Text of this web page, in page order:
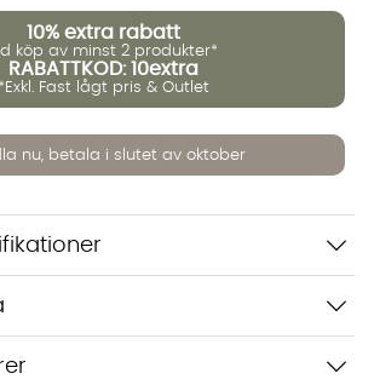
10% extra rabatt
köp av minst 2 produkter*
RABATTKOD: 10extra
*Exkl. Fast lågt pris & Outlet
nu, betala i slutet av oktober
24 timmar för att kunna hjälpa dig. Vi delar
med tredje part. Läs mer i vår
integritetspolicy.
godkänner att konversationen sparas
Starta chatten